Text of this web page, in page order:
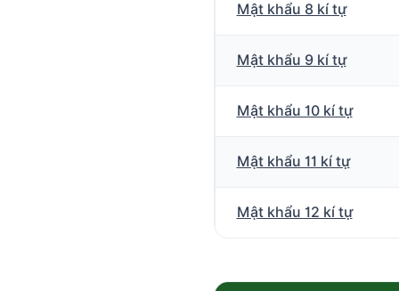
Mật khẩu 8 kí tự
Mật khẩu 9 kí tự
Mật khẩu 10 kí tự
Mật khẩu 11 kí tự
Mật khẩu 12 kí tự